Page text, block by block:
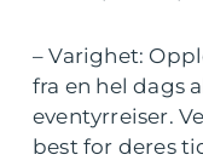
– Varighet:
fra en hel dags
eventyrreiser.
best for deres